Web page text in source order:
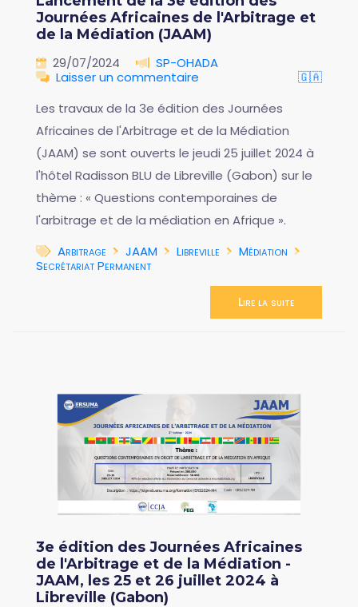
Journées Africaines de l'Arbitrage et
de la Médiation (JAAM)
29/07/2024
SP-OHADA
Laisser un commentaire
🇬🇦
Les travaux de la 3e édition des Journées
Africaines de l'Arbitrage et de la Médiation
(JAAM) se sont ouverts le jeudi 25 juillet 2024 à
l'hôtel Radisson BLU de Libreville (Gabon) sur le
thème : « Questions contemporaines de
l'arbitrage et de la médiation en Afrique ».
Arbitrage
JAAM Libreville
Médiation
Secrétariat Permanent
Lire la suite
3e édition des Journées Africaines
de l'Arbitrage et de la Médiation -
JAAM, les 25 et 26 juillet 2024 à
Libreville (Gabon)